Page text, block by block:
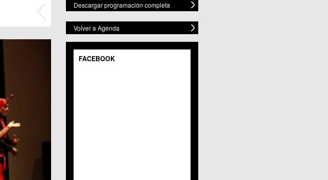
Descargar programación completa
Volver a Agenda
FACEBOOK